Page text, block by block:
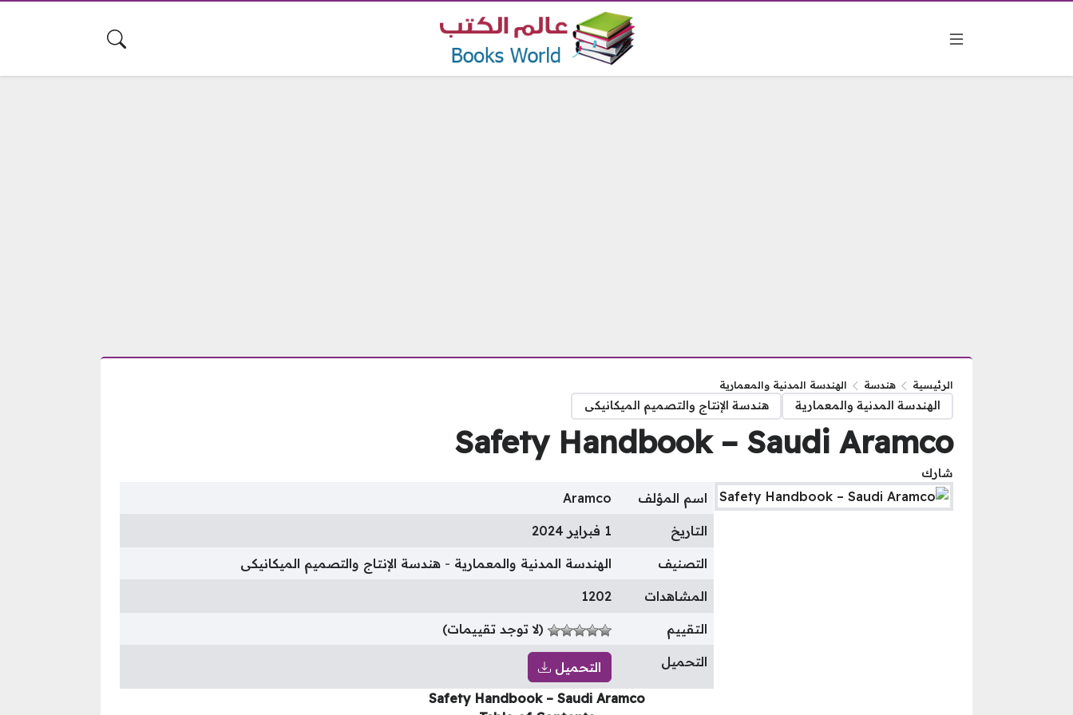
الرئيسية هندسة الهندسة المدنية والمعمارية
الهندسة المدنية والمعمارية هندسة الإنتاج والتصميم الميكانيكى
Safety Handbook – Saudi Aramco
شارك
اسم المؤلف Aramco
التاريخ 1 فبراير 2024
التصنيف الهندسة المدنية والمعمارية هندسة الإنتاج والتصميم الميكانيكى
المشاهدات 1202
التقييم (لا توجد تقييمات)
التحميل
التحميل
Safety Handbook – Saudi Aramco